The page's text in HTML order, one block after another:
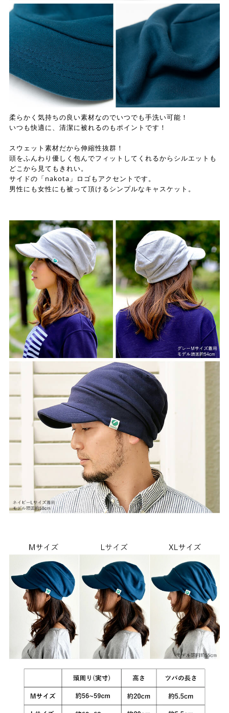
柔らかく気持ちの良い素材なのでいつでも手洗い可能！
いつも快適に、清潔に被れるのもポイントです！
スウェット素材だから伸縮性抜群！
頭をふんわり優しく包んでフィットしてくれるからシルエットも
どこから見てもきれい。
サイドの「nakota」ロゴもアクセントです。
男性にも女性にも被って頂けるシンプルなキャスケット。